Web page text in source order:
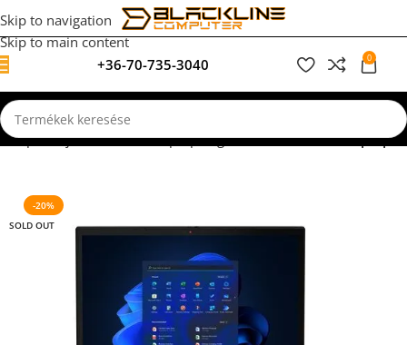
Skip to navigation
Skip to main content
+36-70-735-3040
0
Felújított, használt laptopok garanciával Lenovo Laptopok
-20%
SOLD OUT